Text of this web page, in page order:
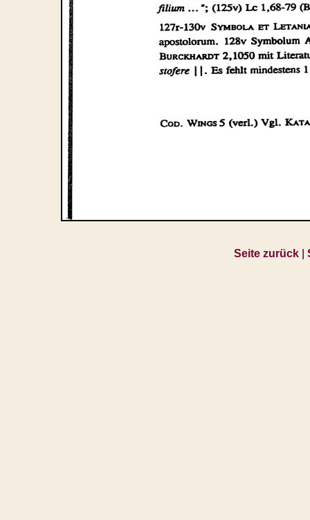
Seite zurück|